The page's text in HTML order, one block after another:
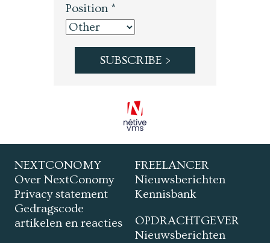
Position *
NEXTCONOMY
Over NextConomy
Privacy statement
Gedragscode
artikelen en reacties
FREELANCER
Nieuwsberichten
Kennisbank
OPDRACHTGEVER
Nieuwsberichten